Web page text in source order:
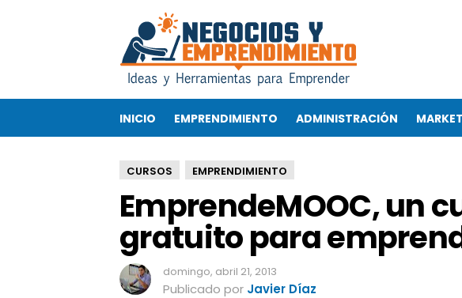
p
d
e
M
O
O
C
u
n
c
INICIO EMPRENDIMIENTO ADMINISTRACIÓN
CURSOS EMPRENDIMIENTO
EmprendeMOOC, un
gratuito para
domingo, abril 21, 2013
Publicado por Javier Díaz